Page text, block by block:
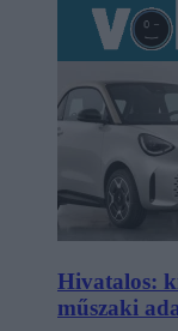
Hivatalos:
műszaki